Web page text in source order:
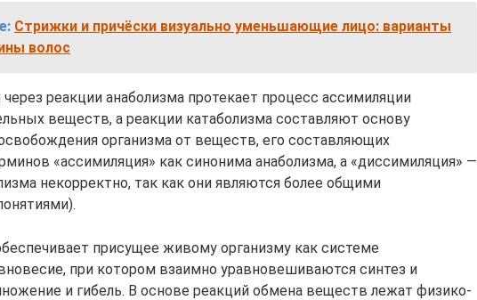
Стрижки и причёски визуально уменьшающие лицо: варианты
волос
реакции анаболизма протекает процесс ассимиляции
веществ, а реакции катаболизма составляют основу
организма от веществ, его составляющих
«ассимиляция» как синонима анаболизма, а «диссимиляция» —
некорректно, так как они являются более общими
присущее живому организму как системе
при котором взаимно уравновешиваются синтез и
и гибель. В основе реакций обмена веществ лежат физико-